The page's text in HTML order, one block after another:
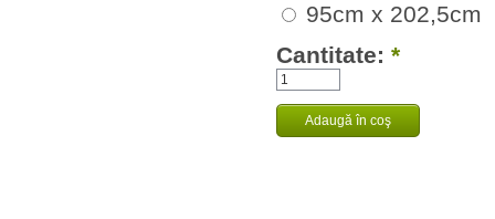
95cm x 202,5cm
Cantitate: *